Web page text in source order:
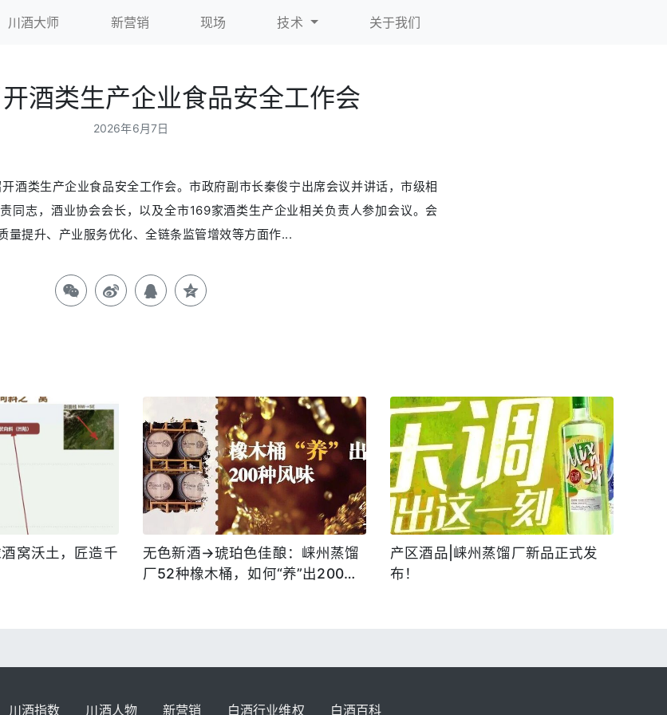
川酒大师 新营销 现场 技术 关于我们
酒类生产企业食品安全工作会
2026年6月7日
酒类生产企业食品安全工作会。市政府副市长秦俊宁出席会议并讲话，市级相
同志，酒业协会会长，以及全市169家酒类生产企业相关负责人参加会议。会
量提升、产业服务优化、全链条监管增效等方面作...
窝沃土，匠造千
无色新酒→琥珀色佳酿：崃州蒸馏
厂52种橡木桶，如何“养”出200种
产区酒品|崃州蒸馏厂新品正式发
布！
川酒指数 川酒人物 新营销 白酒行业维权 白酒百科